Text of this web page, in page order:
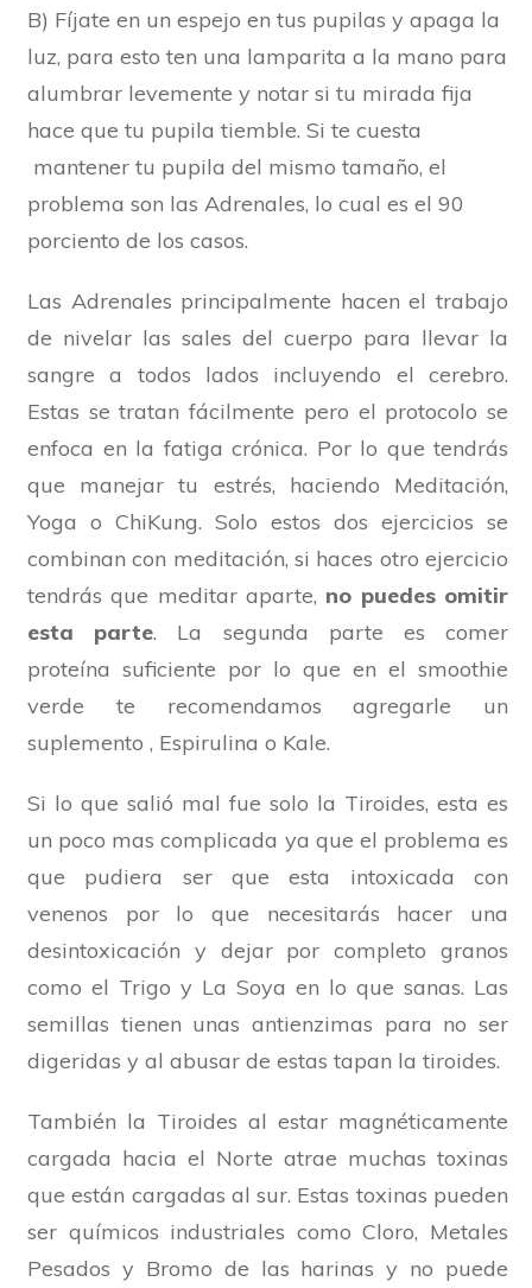
B) Fíjate en un espejo en tus pupilas y apaga la
luz, para esto ten una lamparita a la mano para
alumbrar levemente y notar si tu mirada fija
hace que tu pupila tiemble. Si te cuesta
mantener tu pupila del mismo tamaño, el
problema son las Adrenales, lo cual es el 90
porciento de los casos.
Las Adrenales principalmente hacen el trabajo
de nivelar las sales del cuerpo para llevar la
sangre a todos lados incluyendo el cerebro.
Estas se tratan fácilmente pero el protocolo se
enfoca en la fatiga crónica. Por lo que tendrás
que manejar tu estrés, haciendo Meditación,
Yoga o ChiKung. Solo estos dos ejercicios se
combinan con meditación, si haces otro ejercicio
tendrás que meditar aparte, no puedes omitir
esta parte. La segunda parte es comer
proteína suficiente por lo que en el smoothie
verde te recomendamos agregarle un
suplemento , Espirulina o Kale.
Si lo que salió mal fue solo la Tiroides, esta es
un poco mas complicada ya que el problema es
que pudiera ser que esta intoxicada con
venenos por lo que necesitarás hacer una
desintoxicación y dejar por completo granos
como el Trigo y La Soya en lo que sanas. Las
semillas tienen unas antienzimas para no ser
digeridas y al abusar de estas tapan la tiroides.
También la Tiroides al estar magnéticamente
cargada hacia el Norte atrae muchas toxinas
que están cargadas al sur. Estas toxinas pueden
ser químicos industriales como Cloro, Metales
Pesados y Bromo de las harinas y no puede